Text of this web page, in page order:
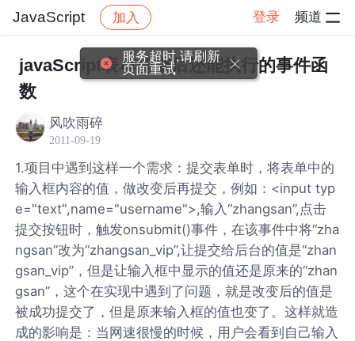
JavaScript 加入 登录 频道
社区 JavaScript 帖子详情
javaScript表单提交后还能执行的事件函
数
风吹雨碎
2011-09-19
1.项目中遇到这样一个需求：提交表单时，将表单中的
输入框内容的值，做改变后再提交，例如：<input typ
e="text",name="username">,输入“zhangsan”,点击
提交按钮时，触发onsubmit()事件，在该事件中将“zha
ngsan”改为“zhangsan_vip”,让提交给后台的值是“zhan
gsan_vip”，但是让输入框中显示的值还是原来的“zhan
gsan”，这个在实现中遇到了问题，就是改变后的值是
被成功提交了，但是原来输入框的值也变了。这样就造
成的影响是：当网速很慢的时候，用户会看到自己输入
服务超时,请刷新
页面重试